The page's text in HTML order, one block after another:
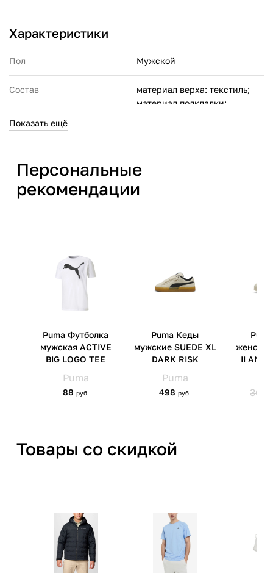
Характеристики
Пол Мужской
Состав
материал верха: текстиль;
материал подкладки:
Трэйдинг АГ Хогорддреф 9А,
1101 ВА, Амстердам,
Нидерланды
Артикул производителя
ООО 'ВитТол Спорт' 220121 г.
Показать ещё
Персональные
рекомендации
Товары со скидкой